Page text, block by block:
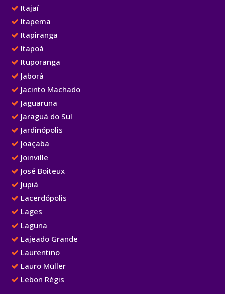
Itajaí
Itapema
Itapiranga
Itapoá
Ituporanga
Jaborá
Jacinto Machado
Jaguaruna
Jaraguá do Sul
Jardinópolis
Joaçaba
Joinville
José Boiteux
Jupiá
Lacerdópolis
Lages
Laguna
Lajeado Grande
Laurentino
Lauro Müller
Lebon Régis